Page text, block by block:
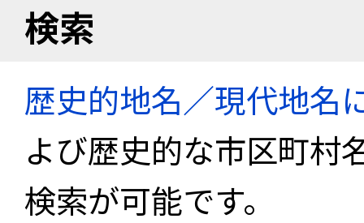
検索
歴史的地名／現代地名
よび歴史的な市区町村
検索が可能です。